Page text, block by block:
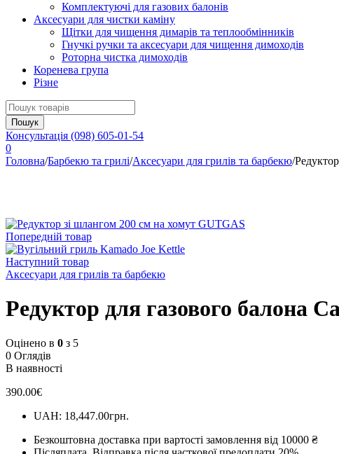
Комплектуючі для газових балонів
Аксесуари для чистки каміну
Щітки для чищення димарів та теплообмінників
Гнучкі ручки та аксесуари для чищення димоходів
Роторна чистка димоходів
Коренева група
Різне
Консультація (098) 605-01-54
0
Головна/Барбекю та грилі/Аксесуари для грилів та барбекю/
Попередній товар
Наступний товар
Аксесуари для грилів та барбекю
Редуктор для газового балона
Оцінено в 0 з 5
0 Оглядів
В наявності
390.00€
UAH: 18,447.00грн.
Безкоштовна доставка при вартості замовлення від 10000 ₴